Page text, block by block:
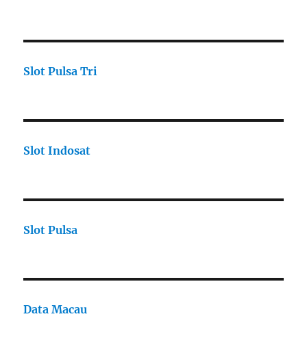
Slot Pulsa Tri
Slot Indosat
Slot Pulsa
Data Macau